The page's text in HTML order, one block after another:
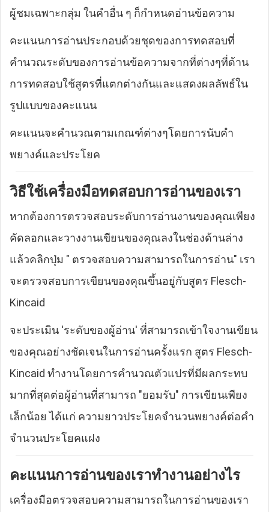
ผู้ชมเฉพาะกลุ่ม ในคำอื่น ๆ ก็กำหนดอ่านข้อความ
คะแนนการอ่านประกอบด้วยชุดของการทดสอบที่
คำนวณระดับของการอ่านข้อความจากที่ต่างๆที่ด้าน
การทดสอบใช้สูตรที่แตกต่างกันและแสดงผลลัพธ์ใน
รูปแบบของคะแนน
คะแนนจะคำนวณตามเกณฑ์ต่างๆโดยการนับคำ
พยางค์และประโยค
วิธีใช้เครื่องมือทดสอบการอ่านของเรา
หากต้องการตรวจสอบระดับการอ่านงานของคุณเพียง
คัดลอกและวางงานเขียนของคุณลงในช่องด้านล่าง
แล้วคลิกปุ่ม " ตรวจสอบความสามารถในการอ่าน" เรา
จะตรวจสอบการเขียนของคุณขึ้นอยู่กับสูตร Flesch-
Kincaid
จะประเมิน 'ระดับของผู้อ่าน' ที่สามารถเข้าใจงานเขียน
ของคุณอย่างชัดเจนในการอ่านครั้งแรก สูตร Flesch-
Kincaid ทำงานโดยการคำนวณตัวแปรที่มีผลกระทบ
มากที่สุดต่อผู้อ่านที่สามารถ "ยอมรับ" การเขียนเพียง
เล็กน้อย ได้แก่ ความยาวประโยคจำนวนพยางค์ต่อคำ
จำนวนประโยคแฝง
คะแนนการอ่านของเราทำงานอย่างไร
เครื่องมือตรวจสอบความสามารถในการอ่านของเรา